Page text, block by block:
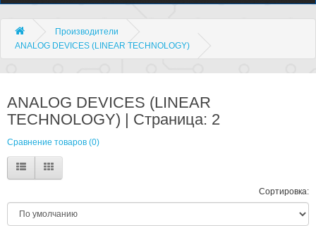
Производители
ANALOG DEVICES (LINEAR TECHNOLOGY)
ANALOG DEVICES (LINEAR
TECHNOLOGY) | Страница: 2
Сравнение товаров (0)
Сортировка: